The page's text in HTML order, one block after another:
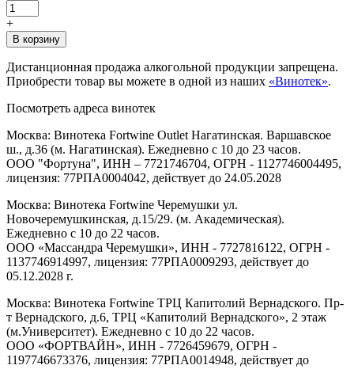
+
В корзину
Дистанционная продажа алкогольной продукции запрещена.
Приобрести товар вы можете в одной из наших «Винотек».
Посмотреть адреса винотек
Москва: Винотека Fortwine Outlet Нагатинская. Варшавское
ш., д.36 (м. Нагатинская). Ежедневно с 10 до 23 часов.
ООО "Фортуна", ИНН – 7721746704, ОГРН - 1127746004495,
лицензия: 77РПА0004042, действует до 24.05.2028
Москва: Винотека Fortwine Черемушки ул.
Новочеремушкинская, д.15/29. (м. Академическая).
Ежедневно с 10 до 22 часов.
ООО «Массандра Черемушки», ИНН - 7727816122, ОГРН -
1137746914997, лицензия: 77РПА0009293, действует до
05.12.2028 г.
Москва: Винотека Fortwine ТРЦ Капитолий Вернадского. Пр-
т Вернадского, д.6, ТРЦ «Капитолий Вернадского», 2 этаж
(м.Университет). Ежедневно с 10 до 22 часов.
ООО «ФОРТВАЙН», ИНН - 7726459679, ОГРН -
1197746673376, лицензия: 77РПА0014948, действует до